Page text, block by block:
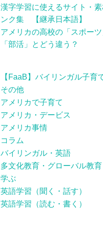
漢字学習に使えるサイト・素
ンク集 【継承日本語】
アメリカの高校の「スポーツ
「部活」とどう違う？
【FaaB】バイリンガル子育
その他
アメリカで子育て
アメリカ・デービス
アメリカ事情
コラム
バイリンガル・英語
多文化教育・グローバル教育
学ぶ
英語学習（聞く・話す）
英語学習（読む・書く）